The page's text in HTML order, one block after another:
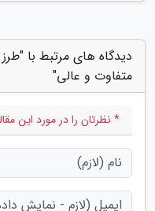
متفاوت و عالی"
* نظرتان را در مورد این